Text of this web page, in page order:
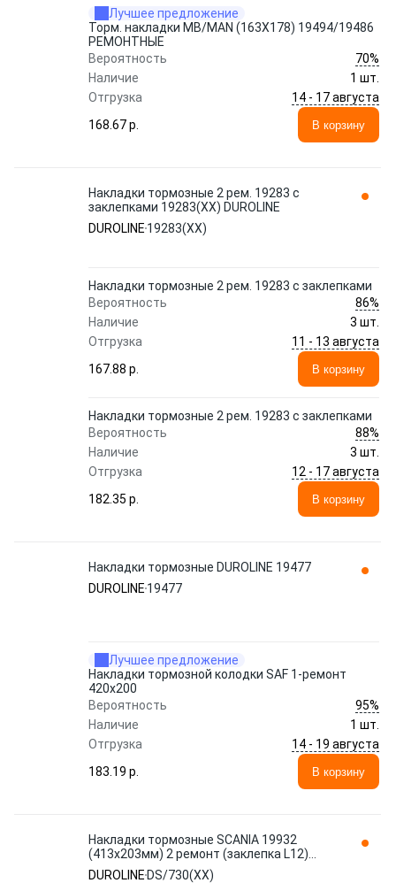
Лучшее предложение
Торм. накладки MB/MAN (163X178) 19494/19486
РЕМОНТНЫЕ
Вероятность
70%
Наличие
1 шт.
Отгрузка
14 - 17 августа
168.67 p.
В корзину
Накладки тормозные 2 рем. 19283 с
заклепками 19283(XX) DUROLINE
DUROLINE 19283(XX)
Накладки тормозные 2 рем. 19283 с заклепками
Вероятность
86%
Наличие
3 шт.
Отгрузка
11 - 13 августа
167.88 p.
В корзину
Накладки тормозные 2 рем. 19283 с заклепками
Вероятность
88%
Наличие
3 шт.
Отгрузка
12 - 17 августа
182.35 p.
В корзину
Накладки тормозные DUROLINE 19477
DUROLINE 19477
Лучшее предложение
Накладки тормозной колодки SAF 1-ремонт
420x200
Вероятность
95%
Наличие
1 шт.
Отгрузка
14 - 19 августа
183.19 p.
В корзину
Накладки тормозные SCANIA 19932
(413х203мм) 2 ремонт (заклепка L12)
DS/730(XX) DUROLINE
DUROLINE DS/730(XX)